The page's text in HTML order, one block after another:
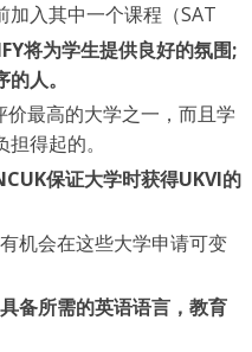
加入其中一个课程（SAT
将为学生提供良好的氛围;
人。
最高的大学之一，而且学
得起的。
保证大学时获得UKVI的
机会在这些大学申请可变
备所需的英语语言，教育